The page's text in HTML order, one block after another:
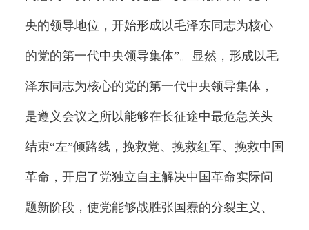
央的领导地位，开始形成以毛泽东同志为核心
的党的第一代中央领导集体”。显然，形成以毛
泽东同志为核心的党的第一代中央领导集体，
是遵义会议之所以能够在长征途中最危急关头
结束“左”倾路线，挽救党、挽救红军、挽救中国
革命，开启了党独立自主解决中国革命实际问
题新阶段，使党能够战胜张国焘的分裂主义、